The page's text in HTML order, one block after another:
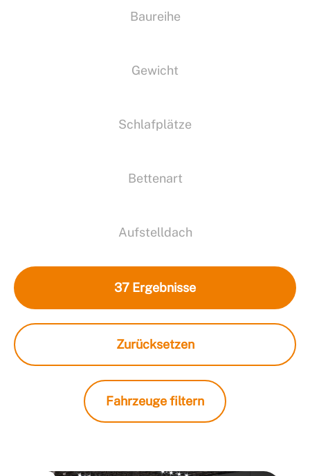
Baureihe
Gewicht
Schlafplätze
Bettenart
Aufstelldach
37 Ergebnisse
Zurücksetzen
Fahrzeuge filtern